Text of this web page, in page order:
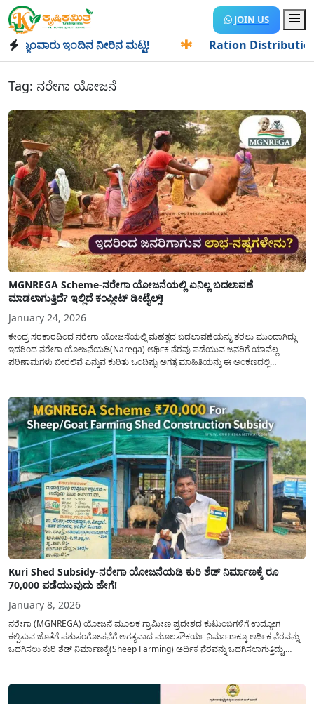
JOIN US
ಇಂದಿನ ನೀರಿನ ಮಟ್ಟ! ✱ Ration Distribution-
Tag: ನರೇಗಾ ಯೋಜನೆ
MGNREGA Scheme-ನರೇಗಾ ಯೋಜನೆಯಲ್ಲಿ ಏನಿಲ್ಲ ಬದಲಾವಣೆ
ಮಾಡಲಾಗುತ್ತಿದೆ? ಇಲ್ಲಿದೆ ಕಂಪ್ಲೀಟ್ ಡೀಟೈಲ್ಸ್!
January 24, 2026
ಕೇಂದ್ರ ಸರಕಾರದಿಂದ ನರೇಗಾ ಯೋಜನೆಯಲ್ಲಿ ಮಹತ್ವದ ಬದಲಾವಣೆಯನ್ನು ತರಲು ಮುಂದಾಗಿದ್ದು
ಇದರಿಂದ ನರೇಗಾ ಯೋಜನೆಯಡಿ(Narega) ಆರ್ಥಿಕ ನೆರವು ಪಡೆಯುವ ಜನರಿಗೆ ಯಾವೆಲ್ಲ
ಪರಿಣಾಮಗಳು ಬೀರಲಿವೆ ಎನ್ನುವ ಕುರಿತು ಒಂದಿಷ್ಟು ಅಗತ್ಯ ಮಾಹಿತಿಯನ್ನು ಈ ಅಂಕಣದಲ್ಲಿ
Kuri Shed Subsidy-ನರೇಗಾ ಯೋಜನೆಯಡಿ ಕುರಿ ಶೆಡ್ ನಿರ್ಮಾಣಕ್ಕೆ ರೂ
70,000 ಪಡೆಯುವುದು ಹೇಗೆ!
January 8, 2026
ನರೇಗಾ (MGNREGA) ಯೋಜನೆ ಮೂಲಕ ಗ್ರಾಮೀಣ ಪ್ರದೇಶದ ಕುಟುಂಬಗಳಿಗೆ ಉದ್ಯೋಗ
ಕಲ್ಪಿಸುವ ಜೊತೆಗೆ ಪಶುಸಂಗೋಪನೆಗೆ ಅಗತ್ಯವಾದ ಮೂಲಸೌಕರ್ಯ ನಿರ್ಮಾಣಕ್ಕೂ ಆರ್ಥಿಕ ನೆರವನ್ನು
ಒದಗಿಸಲು ಕುರಿ ಶೆಡ್ ನಿರ್ಮಾಣಕ್ಕೆ(Sheep Farming) ಅರ್ಥಿಕ ನೆರವನ್ನು ಒದಗಿಸಲಾಗುತ್ತಿದ್ದು,